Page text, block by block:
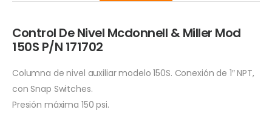
Control De Nivel Mcdonnell & Miller Mod
150S P/N 171702
Columna de nivel auxiliar modelo 150S. Conexión de 1″ NPT,
con Snap Switches.
Presión máxima 150 psi.